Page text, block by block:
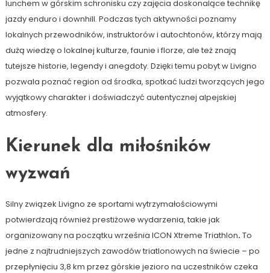
lunchem w górskim schronisku czy zajęcia doskonalące technikę
jazdy enduro i downhill. Podczas tych aktywności poznamy
lokalnych przewodników, instruktorów i autochtonów, którzy mają
dużą wiedzę o lokalnej kulturze, faunie i florze, ale też znają
tutejsze historie, legendy i anegdoty. Dzięki temu pobyt w Livigno
pozwala poznać region od środka, spotkać ludzi tworzących jego
wyjątkowy charakter i doświadczyć autentycznej alpejskiej
atmosfery.
Kierunek dla miłośników
wyzwań
Silny związek Livigno ze sportami wytrzymałościowymi
potwierdzają również prestiżowe wydarzenia, takie jak
organizowany na początku września ICON Xtreme Triathlon.To
jedne z najtrudniejszych zawodów triatlonowych na świecie – po
przepłynięciu 3,8 km przez górskie jezioro na uczestników czeka